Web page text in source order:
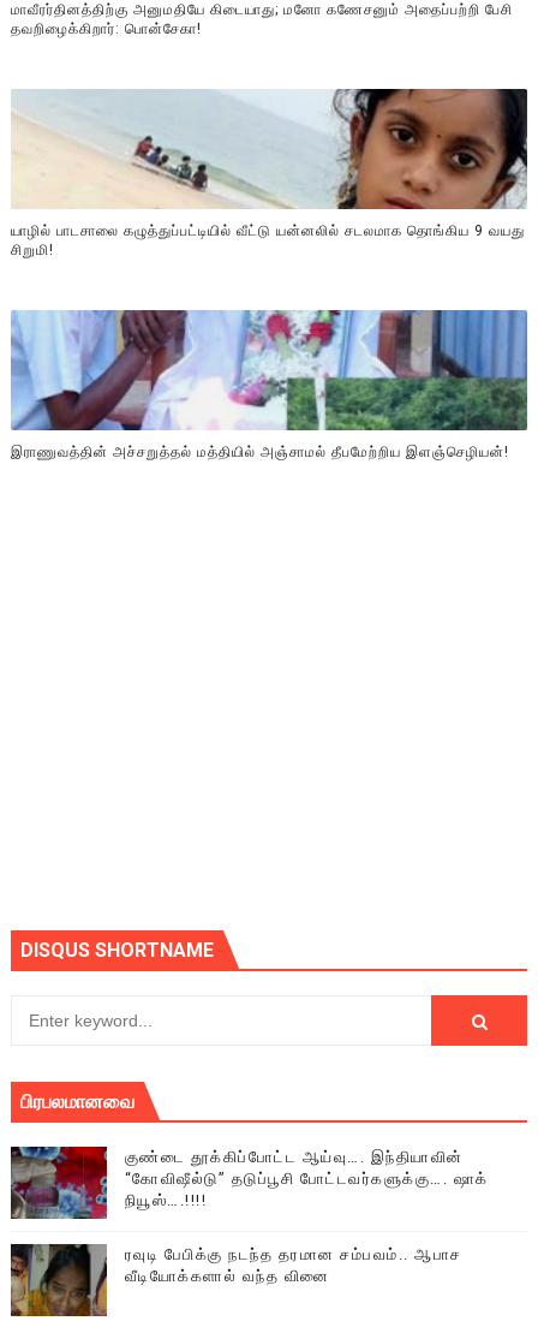
மாவீரர்தினத்திற்கு அனுமதியே கிடையாது; மனோ கணேசனும் அதைப்பற்றி பேசி
தவறிழைக்கிறார்: பொன்சேகா!
யாழில் பாடசாலை கழுத்துப்பட்டியில் வீட்டு யன்னலில் சடலமாக தொங்கிய 9 வயது
சிறுமி!
இராணுவத்தின் அச்சறுத்தல் மத்தியில் அஞ்சாமல் தீபமேற்றிய இளஞ்செழியன்!
DISQUS SHORTNAME
பிரபலமானவை
குண்டை தூக்கிப்போட்ட ஆய்வு…. இந்தியாவின்
“கோவிஷீல்டு” தடுப்பூசி போட்டவர்களுக்கு…. ஷாக்
நியூஸ்….!!!!
ரவுடி பேபிக்கு நடந்த தரமான சம்பவம்.. ஆபாச
வீடியோக்களால் வந்த வினை